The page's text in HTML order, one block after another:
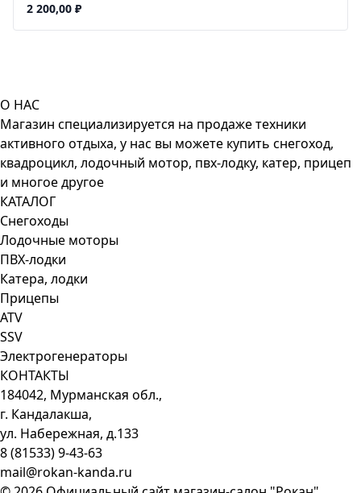
2 200,00 ₽
О НАС
Магазин специализируется на продаже техники
активного отдыха, у нас вы можете купить снегоход,
квадроцикл, лодочный мотор, пвх-лодку, катер, прицеп
и многое другое
КАТАЛОГ
Снегоходы
Лодочные моторы
ПВХ-лодки
Катера, лодки
Прицепы
ATV
SSV
Электрогенераторы
КОНТАКТЫ
184042, Мурманская обл.,
г. Кандалакша,
ул. Набережная, д.133
8 (81533) 9-43-63
mail@rokan-kanda.ru